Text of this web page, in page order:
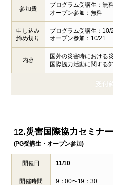
参加費
プログラム受講生：無
オープン参加：無料
申し込み
締め切り
プログラム受講生：10/
オープン参加：10/21
内容
国外の災害時における
国際協力活動に関する
受付
12.災害国際協力セミナ
(PG受講生・オープン参加)
開催日 11/10
開催時間 9：00〜19：30